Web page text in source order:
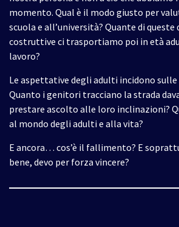
momento. Qual è il modo giusto per
scuola e all’università? Quante di queste
costruttive ci trasportiamo poi in età
lavoro?
Le aspettative degli adulti incidono
Quanto i genitori tracciano la strada
prestare ascolto alle loro inclinazioni?
al mondo degli adulti e alla vita?
E ancora… cos’è il fallimento? E
bene, devo per forza vincere?